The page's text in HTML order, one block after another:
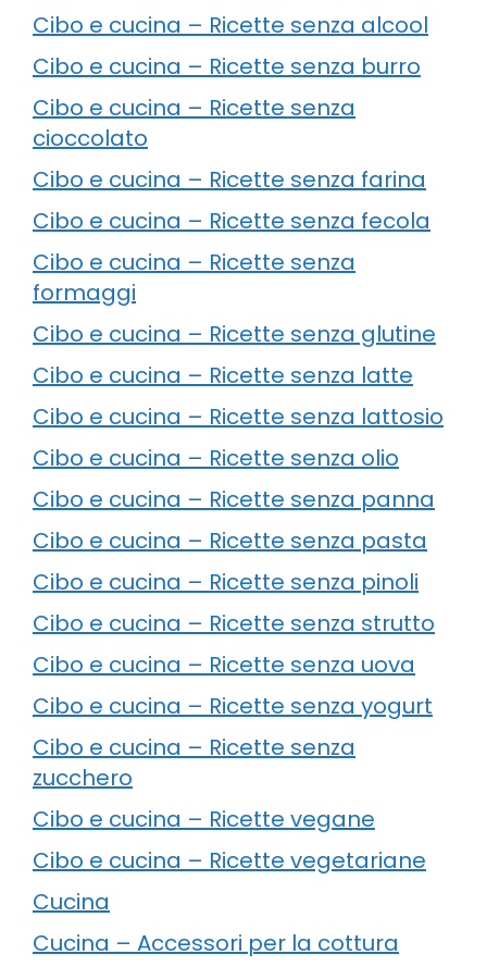
Cibo e cucina – Ricette senza alcool
Cibo e cucina – Ricette senza burro
Cibo e cucina – Ricette senza
cioccolato
Cibo e cucina – Ricette senza farina
Cibo e cucina – Ricette senza fecola
Cibo e cucina – Ricette senza
formaggi
Cibo e cucina – Ricette senza glutine
Cibo e cucina – Ricette senza latte
Cibo e cucina – Ricette senza lattosio
Cibo e cucina – Ricette senza olio
Cibo e cucina – Ricette senza panna
Cibo e cucina – Ricette senza pasta
Cibo e cucina – Ricette senza pinoli
Cibo e cucina – Ricette senza strutto
Cibo e cucina – Ricette senza uova
Cibo e cucina – Ricette senza yogurt
Cibo e cucina – Ricette senza
zucchero
Cibo e cucina – Ricette vegane
Cibo e cucina – Ricette vegetariane
Cucina
Cucina – Accessori per la cottura